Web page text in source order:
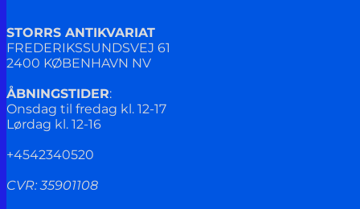
STORRS ANTIKVARIAT
FREDERIKSSUNDSVEJ 61
2400 KØBENHAVN NV
ÅBNINGSTIDER:
Onsdag til fredag kl. 12-17
Lørdag kl. 12-16
+4542340520
CVR: 35901108